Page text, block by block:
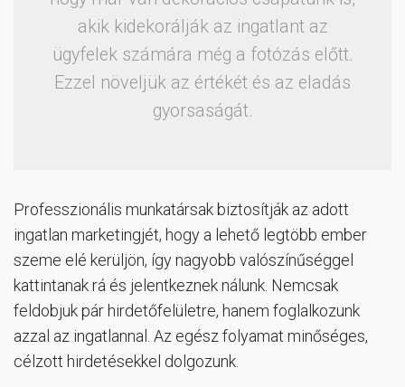
akik kidekorálják az ingatlant az
ügyfelek számára még a fotózás előtt.
Ezzel növeljük az értékét és az eladás
gyorsaságát.
Professzionális munkatársak biztosítják az adott
ingatlan marketingjét, hogy a lehető legtöbb ember
szeme elé kerüljön, így nagyobb valószínűséggel
kattintanak rá és jelentkeznek nálunk. Nemcsak
feldobjuk pár hirdetőfelületre, hanem foglalkozunk
azzal az ingatlannal. Az egész folyamat minőséges,
célzott hirdetésekkel dolgozunk.